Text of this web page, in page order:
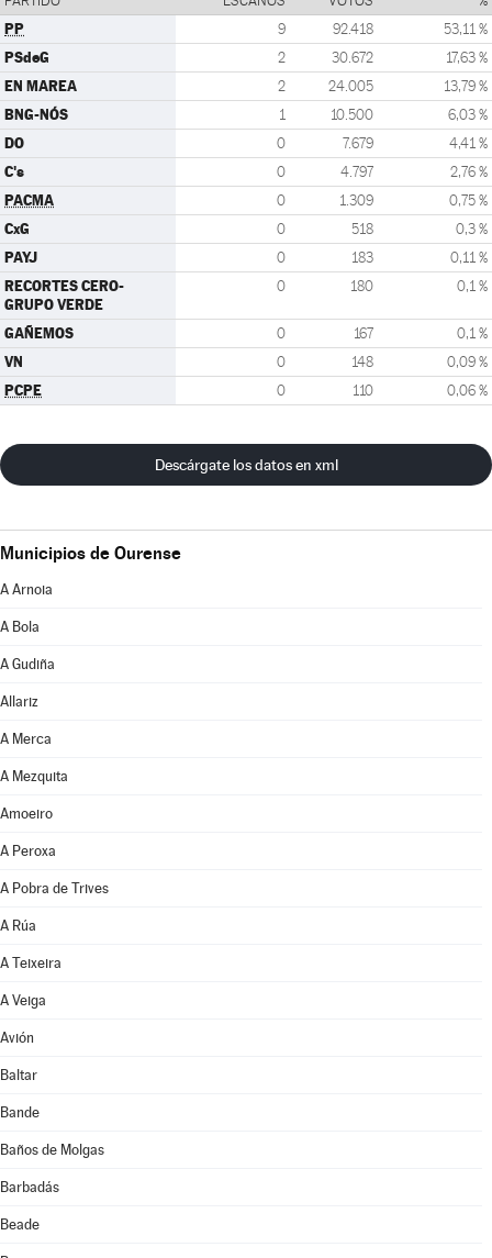
PP 9 92.418 53,11 %
PSdeG 2 30.672 17,63 %
EN MAREA 2 24.005 13,79 %
BNG-NÓS 1 10.500 6,03 %
DO 0 7.679 4,41 %
C's 0 4.797 2,76 %
PACMA 0 1.309 0,75 %
CxG 0 518 0,3 %
PAYJ 0 183 0,11 %
RECORTES CERO-
GRUPO VERDE
0 180 0,1 %
GAÑEMOS 0 167 0,1 %
VN 0 148 0,09 %
PCPE 0 110 0,06 %
Descárgate los datos en xml
Municipios de Ourense
A Arnoia
A Bola
A Gudiña
Allariz
A Merca
A Mezquita
Amoeiro
A Peroxa
A Pobra de Trives
A Rúa
A Teixeira
A Veiga
Avión
Baltar
Bande
Baños de Molgas
Barbadás
Beade